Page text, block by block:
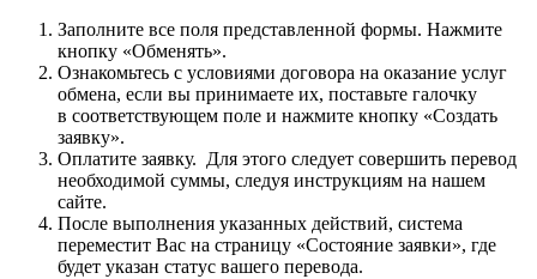
Заполните все поля представленной формы. Нажмите
кнопку «Обменять».
Ознакомьтесь с условиями договора на оказание услуг
обмена, если вы принимаете их, поставьте галочку
в соответствующем поле и нажмите кнопку «Создать
заявку».
Оплатите заявку. Для этого следует совершить перевод
необходимой суммы, следуя инструкциям на нашем
сайте.
После выполнения указанных действий, система
переместит Вас на страницу «Состояние заявки», где
будет указан статус вашего перевода.